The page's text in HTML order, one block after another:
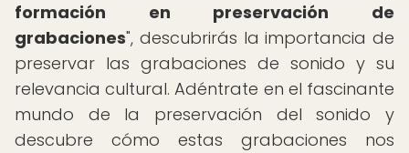
formación en preservación de
grabaciones", descubrirás la importancia de
preservar las grabaciones de sonido y su
relevancia cultural. Adéntrate en el fascinante
mundo de la preservación del sonido y
descubre cómo estas grabaciones nos